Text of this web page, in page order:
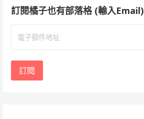
訂閱橘子也有部落格 (輸入Email)
地
訂閱